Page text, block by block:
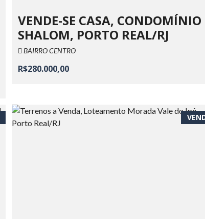
VENDE-SE CASA, CONDOMÍNIO
SHALOM, PORTO REAL/RJ
BAIRRO CENTRO
R$280.000,00